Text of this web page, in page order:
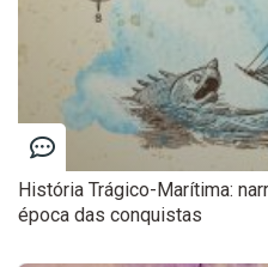
História Trágico-Marítima:
época das conquistas